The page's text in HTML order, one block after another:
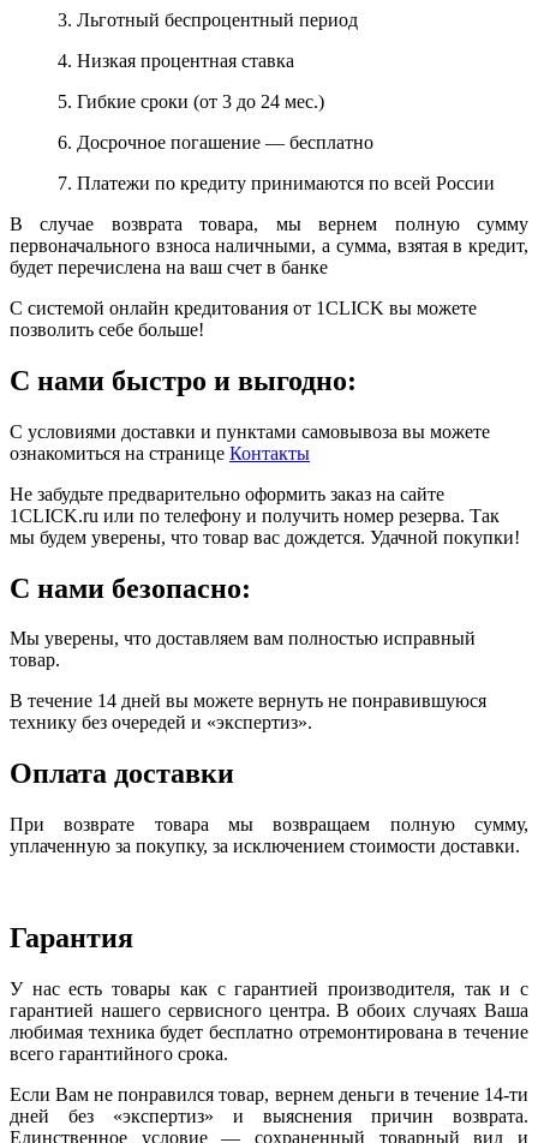
3. Льготный беспроцентный период
4. Низкая процентная ставка
5. Гибкие сроки (от 3 до 24 мес.)
6. Досрочное погашение — бесплатно
7. Платежи по кредиту принимаются по всей России
В случае возврата товара, мы вернем полную сумму
первоначального взноса наличными, а сумма, взятая в кредит,
будет перечислена на ваш счет в банке
С системой онлайн кредитования от 1CLICK вы можете
позволить себе больше!
С нами быстро и выгодно:
С условиями доставки и пунктами самовывоза вы можете
ознакомиться на странице Контакты
Не забудьте предварительно оформить заказ на сайте
1CLICK.ru или по телефону и получить номер резерва. Так
мы будем уверены, что товар вас дождется. Удачной покупки!
С нами безопасно:
Мы уверены, что доставляем вам полностью исправный
товар.
В течение 14 дней вы можете вернуть не понравившуюся
технику без очередей и «экспертиз».
Оплата доставки
При возврате товара мы возвращаем полную сумму,
уплаченную за покупку, за исключением стоимости доставки.
Гарантия
У нас есть товары как с гарантией производителя, так и с
гарантией нашего сервисного центра. В обоих случаях Ваша
любимая техника будет бесплатно отремонтирована в течение
всего гарантийного срока.
Если Вам не понравился товар, вернем деньги в течение 14-ти
дней без «экспертиз» и выяснения причин возврата.
Единственное условие — сохраненный товарный вид и